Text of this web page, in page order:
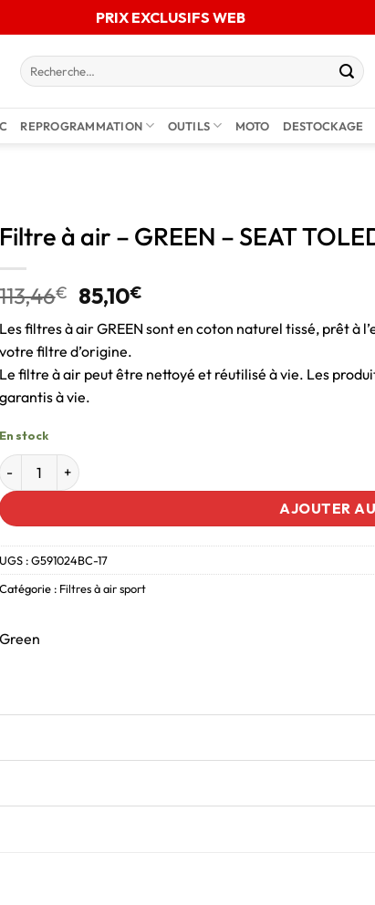
PRIX EXCLUSIFS WEB
REPROGRAMMATION OUTILS MOTO DESTOCKAGE
Filtre à air – GREEN – SEAT
€ 85,10€
Les filtres à air GREEN sont en coton naturel tissé, prêt à
votre filtre d’origine.
Le filtre à air peut être nettoyé et réutilisé à vie. Les
garantis à vie.
En stock
AJOUTER
UGS :G591024BC-17
Catégorie : Filtres à air sport
Green